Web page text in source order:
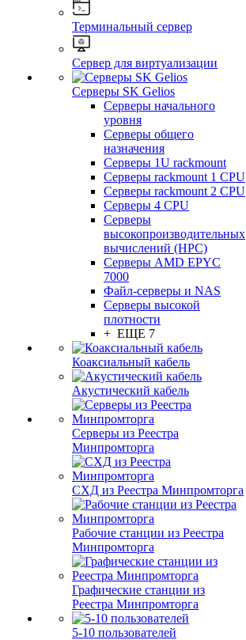
Терминальный сервер
Сервер для виртуализации
Серверы SK Gelios
Серверы начального
уровня
Серверы общего
назначения
Серверы 1U rackmount
Серверы rackmount 1 CPU
Серверы rackmount 2 CPU
Серверы 4 CPU
Серверы
высокопроизводительных
вычислений (HPC)
Серверы AMD EPYC
7000
Файл-серверы и NAS
Серверы высокой
плотности
+ ЕЩЕ 7
Коаксиальный кабель
Акустический кабель
Серверы из Реестра
Минпромторга
СХД из Реестра Минпромторга
Рабочие станции из Реестра
Минпромторга
Графические станции из
Реестра Минпромторга
5-10 пользователей